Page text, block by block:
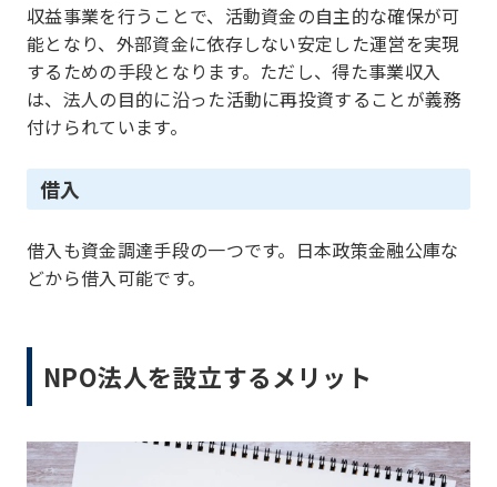
収益事業を行うことで、活動資金の自主的な確保が可
能となり、外部資金に依存しない安定した運営を実現
するための手段となります。ただし、得た事業収入
は、法人の目的に沿った活動に再投資することが義務
付けられています。
借入
借入も資金調達手段の一つです。日本政策金融公庫な
どから借入可能です。
NPO法人を設立するメリット